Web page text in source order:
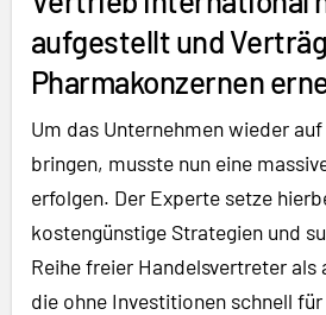
aufgestellt und
Pharmakonzernen
Um das Unternehmen wieder
bringen, musste nun eine
erfolgen. Der Experte setze
kostengünstige Strategien und
Reihe freier Handelsvertreter als
die ohne Investitionen schnell